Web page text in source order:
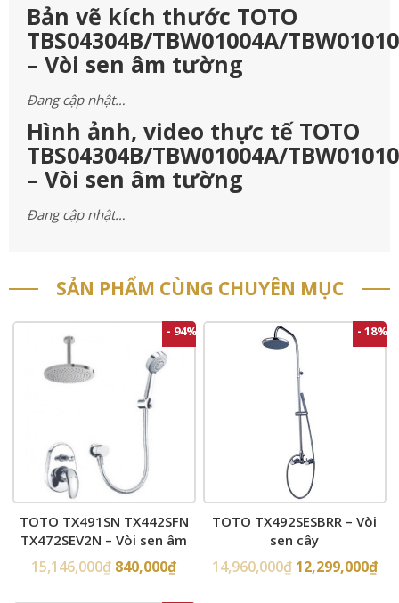
Bản vẽ kích thước TOTO
TBS04304B/TBW01004A/
– Vòi sen âm tường
Đang cập nhật…
Hình ảnh, video thực tế TOTO
TBS04304B/TBW01004A/
– Vòi sen âm tường
Đang cập nhật…
SẢN PHẨM CÙNG CHUYÊN MỤC
- 94%
TOTO TX491SN TX442SFN
TX472SEV2N – Vòi sen âm
tường
15,146,000₫ 840,000₫
- 18%
TOTO TX492SESBRR – Vòi
sen cây
14,960,000₫ 12,299,000₫